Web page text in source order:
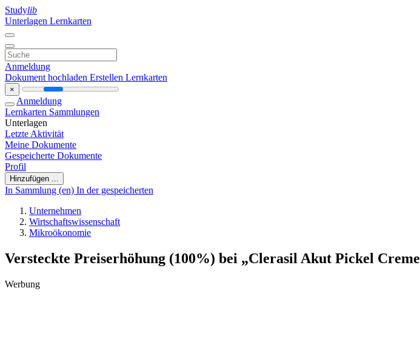
Studylib
Unterlagen Lernkarten
Anmeldung
Dokument hochladen Erstellen Lernkarten
×
Anmeldung
Lernkarten Sammlungen
Unterlagen
Letzte Aktivität
Meine Dokumente
Gespeicherte Dokumente
Profil
Hinzufügen ...
In Sammlung (en) In der gespeicherten
Unternehmen
Wirtschaftswissenschaft
Mikroökonomie
Versteckte Preiserhöhung (100%) bei „Clerasil Akut Pickel Creme
Werbung